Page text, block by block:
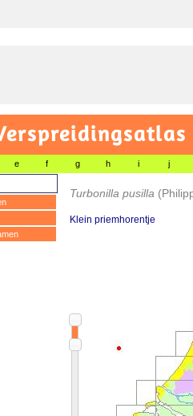
e f g h i j
Turbonilla pusilla
Klein priemhorentje